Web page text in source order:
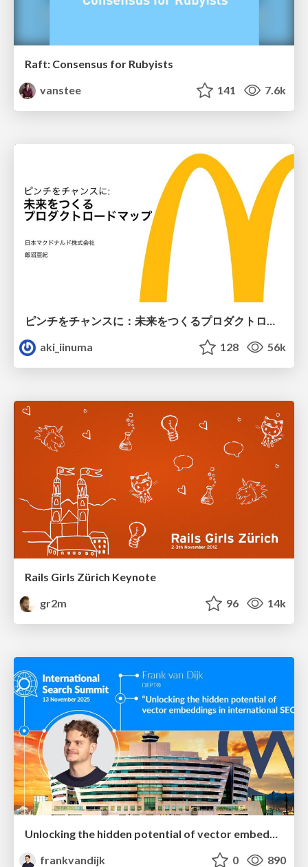
Raft: Consensus for Rubyists
vanstee
141 7.6k
ピンチをチャンスに：未来をつくるプロダクトロードマップ #pmconf2020
aki_iinuma
128 56k
Rails Girls Zürich Keynote
gr2m
96 14k
frankvandijk
0 890